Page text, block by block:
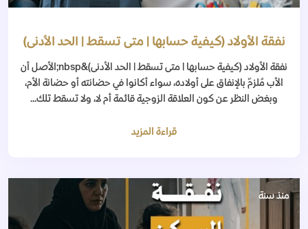
نفقة الأولاد (كيفية حسابها | متى تسقط | الحد الأدنى)
نفقة الأولاد (كيفية حسابها | متى تسقط | الحد الأدنى)&nbsp;الأصل أن
الأب مُلزمٌ بالإنفاق على أولاده، سواء أكانوا في حضانته أو حضانة الأم،
وبغض النظر عن كون العلاقة الزوجية قائمة أم لا، ولا تسقط تلك...
قراءة المزيد
منذ سنة